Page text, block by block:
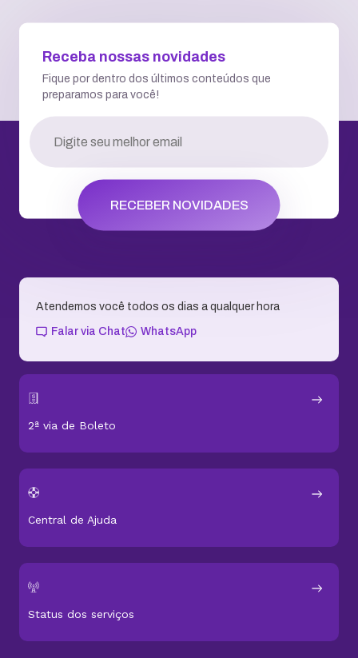
Receba nossas novidades
Fique por dentro dos últimos conteúdos que
preparamos para você!
RECEBER NOVIDADES
Atendemos você todos os dias a qualquer hora
Falar via Chat WhatsApp
2ª via de Boleto
Central de Ajuda
Status dos serviços